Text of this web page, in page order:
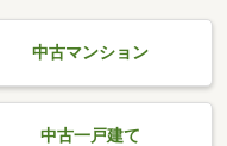
中古マンション
中古一戸建て